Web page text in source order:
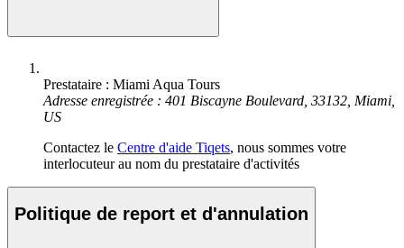
Prestataire : Miami Aqua Tours
Adresse enregistrée : 401 Biscayne Boulevard, 33132, Miami,
US
Contactez le Centre d'aide Tiqets, nous sommes votre
interlocuteur au nom du prestataire d'activités
Politique de report et d'annulation